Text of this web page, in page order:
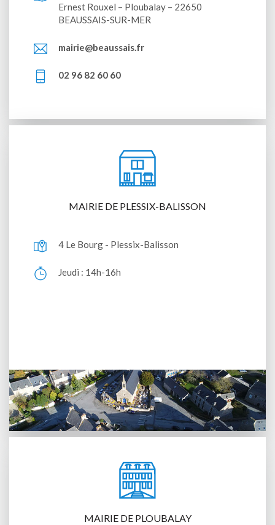
Ernest Rouxel – Ploubalay – 22650
BEAUSSAIS-SUR-MER
mairie@beaussais.fr
02 96 82 60 60
MAIRIE DE PLESSIX-BALISSON
4 Le Bourg - Plessix-Balisson
Jeudi : 14h-16h
MAIRIE DE PLOUBALAY